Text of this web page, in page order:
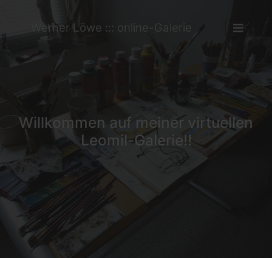
Werner Löwe ::: online-Galerie
Willkommen auf meiner virtuellen
Leomil-Galerie!!